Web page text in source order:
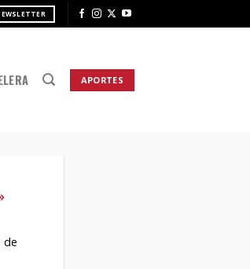
APORTES
de